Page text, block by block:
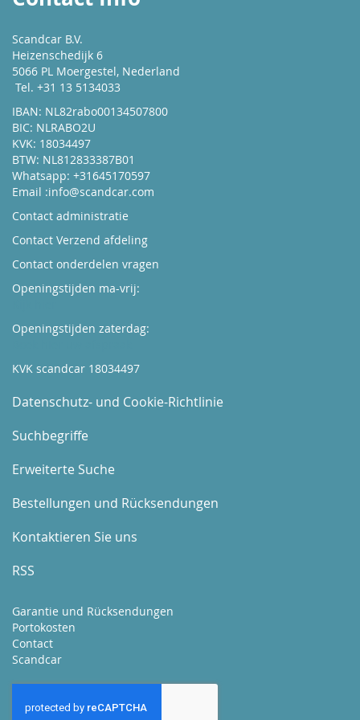
Scandcar B.V.
Heizenschedijk 6
5066 PL Moergestel, Nederland
Tel. +31 13 5134033
IBAN: NL82rabo00134507800
BIC: NLRABO2U
KVK: 18034497
BTW: NL812833387B01
Whatsapp: +31645170597
Email :info@scandcar.com
Contact administratie
Contact Verzend afdeling
Contact onderdelen vragen
Openingstijden ma-vrij:
Openingstijden zaterdag:
KVK scandcar 18034497
Datenschutz- und Cookie-Richtlinie
Suchbegriffe
Erweiterte Suche
Bestellungen und Rücksendungen
Kontaktieren Sie uns
RSS
Garantie und Rücksendungen
Portokosten
Contact
Scandcar